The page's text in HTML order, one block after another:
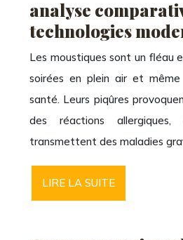
analyse
technologies
Les moustiques sont un fléau
soirées en plein air et
santé. Leurs piqûres
des réactions
transmettent des maladies
LIRE LA SUITE